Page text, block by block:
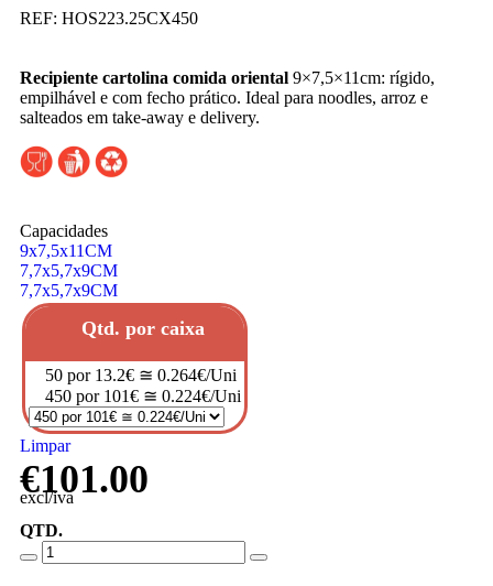
REF: HOS223.25CX450
Recipiente cartolina comida oriental 9×7,5×11cm: rígido,
empilhável e com fecho prático. Ideal para noodles, arroz e
salteados em take-away e delivery.
Capacidades
9x7,5x11CM
7,7x5,7x9CM
7,7x5,7x9CM
Qtd. por caixa
50 por 13.2€ ≅ 0.264€/Uni
450 por 101€ ≅ 0.224€/Uni
Limpar
€101.00
excl/iva
QTD.